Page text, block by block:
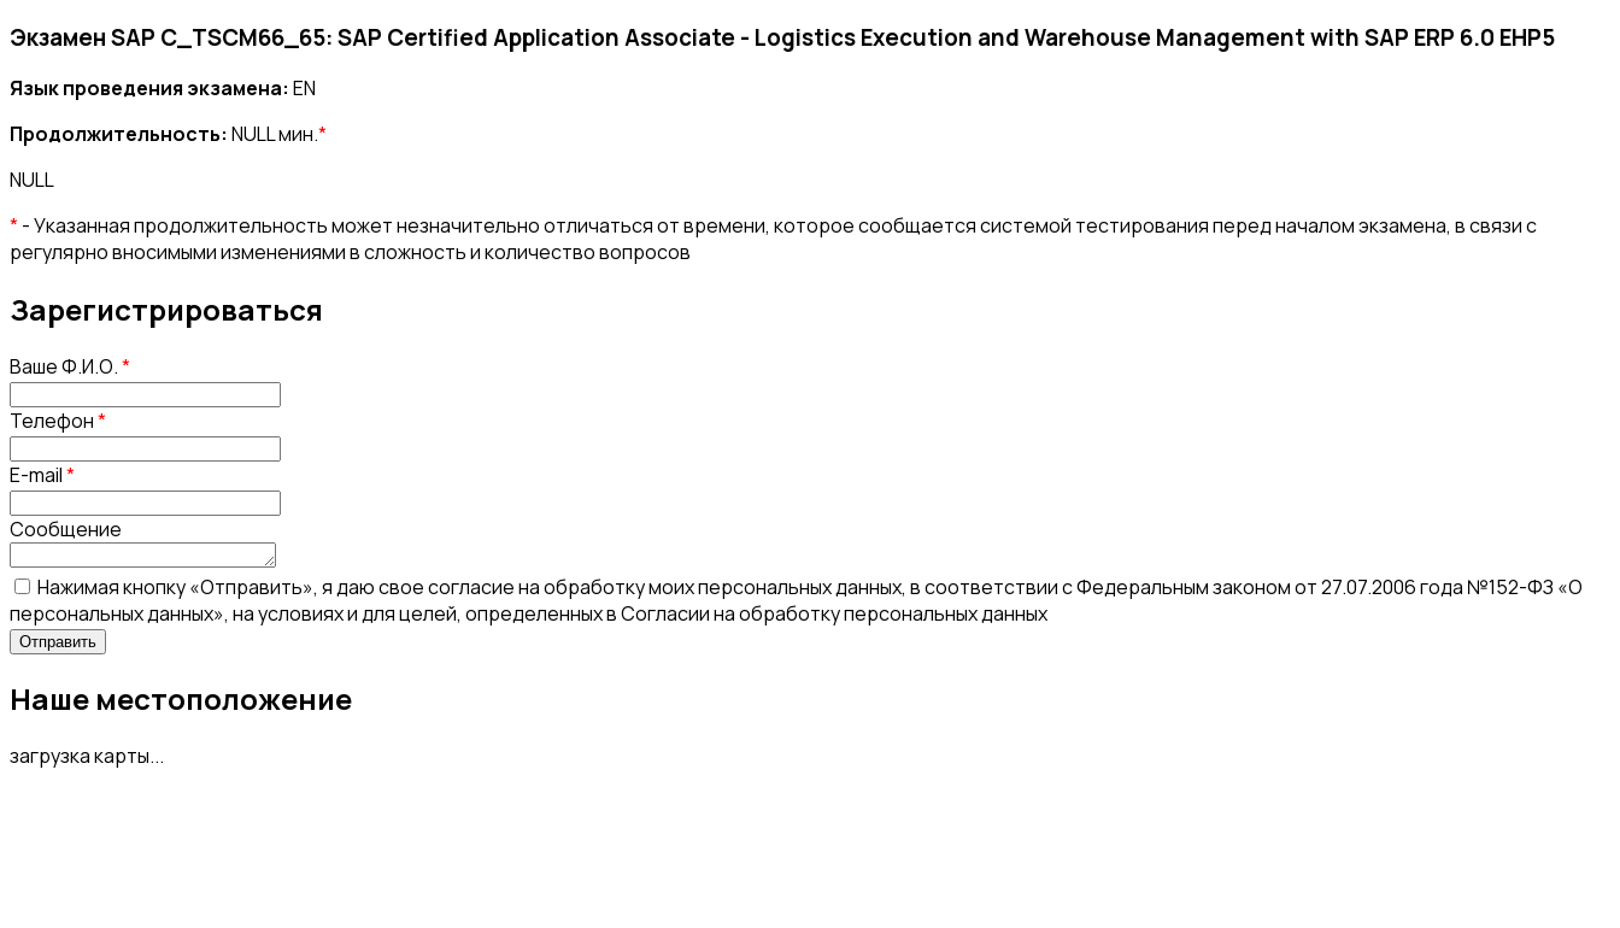
Экзамен SAP C_TSCM66_65: SAP Certified Application Associate - Logistics Execution and Warehouse Management with SAP ERP 6.0 EHP5
Язык проведения экзамена: EN
Продолжительность: NULL мин.*
NULL
*- Указанная продолжительность может незначительно отличаться от времени, которое сообщается системой тестирования перед началом экзамена, в связи с
регулярно вносимыми изменениями в сложность и количество вопросов
Зарегистрироваться
Ваше Ф.И.О.*
Телефон*
E-mail*
Сообщение
Нажимая кнопку «Отправить», я даю свое согласие на обработку моих персональных данных, в соответствии с Федеральным законом от 27.07.2006 года №152-ФЗ «О
персональных данных», на условиях и для целей, определенных в Согласии на обработку персональных данных
Наше местоположение
загрузка карты...